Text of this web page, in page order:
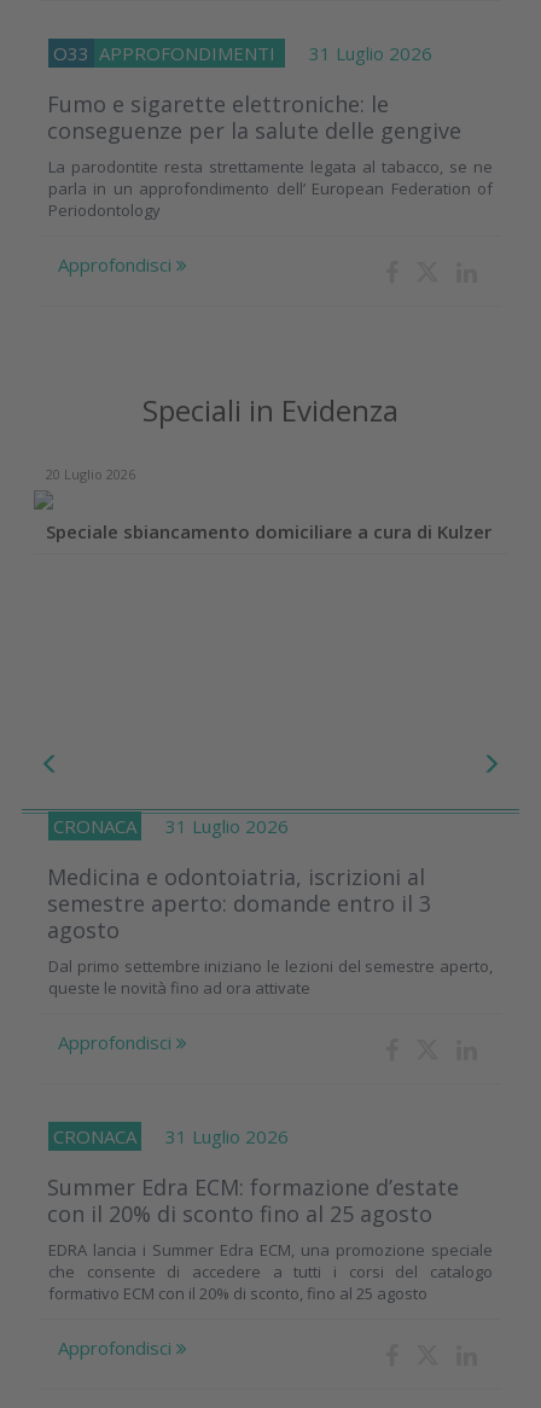
O33 APPROFONDIMENTI 31 Luglio 2026
Fumo e sigarette elettroniche: le
conseguenze per la salute delle gengive
La parodontite resta strettamente legata al tabacco, se ne
parla in un approfondimento dell’ European Federation of
Periodontology
Approfondisci
Speciali in Evidenza
20 Luglio 2026
Speciale sbiancamento domiciliare a cura di Kulzer
CRONACA 31 Luglio 2026
Medicina e odontoiatria, iscrizioni al
semestre aperto: domande entro il 3
agosto
Dal primo settembre iniziano le lezioni del semestre aperto,
queste le novità fino ad ora attivate
Approfondisci
CRONACA 31 Luglio 2026
Summer Edra ECM: formazione d’estate
con il 20% di sconto fino al 25 agosto
EDRA lancia i Summer Edra ECM, una promozione speciale
che consente di accedere a tutti i corsi del catalogo
formativo ECM con il 20% di sconto, fino al 25 agosto
Approfondisci